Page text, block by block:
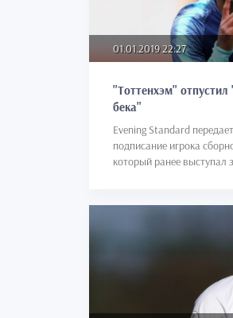
01.01.2019 22:27
"Тоттенхэм"
бека"
Evening Standard
подписание игрока
который ранее выступал